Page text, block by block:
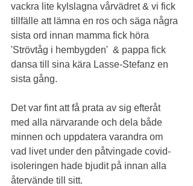
vackra lite kylslagna vårvädret & vi fick
tillfälle att lämna en ros och säga några
sista ord innan mamma fick höra
'Strövtåg i hembygden'  & pappa fick
dansa till sina kära Lasse-Stefanz en
sista gång.
Det var fint att få prata av sig efteråt
med alla närvarande och dela både
minnen och uppdatera varandra om
vad livet under den påtvingade covid-
isoleringen hade bjudit på innan alla
återvände till sitt.